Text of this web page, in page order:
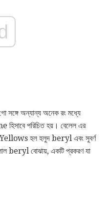
সঙ্গে অন্যান্য অনেক রং মধ্যে
পরিচিত হয়। বেলেল এর
Yellows হল হলুদ beryl এবং সুবর্ণ
beryl বোঝায়, একটি প্রকরণ যা